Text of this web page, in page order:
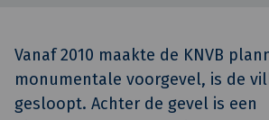
Vanaf 2010 maakte de KNVB
monumentale voorgevel, is de
gesloopt. Achter de gevel is een